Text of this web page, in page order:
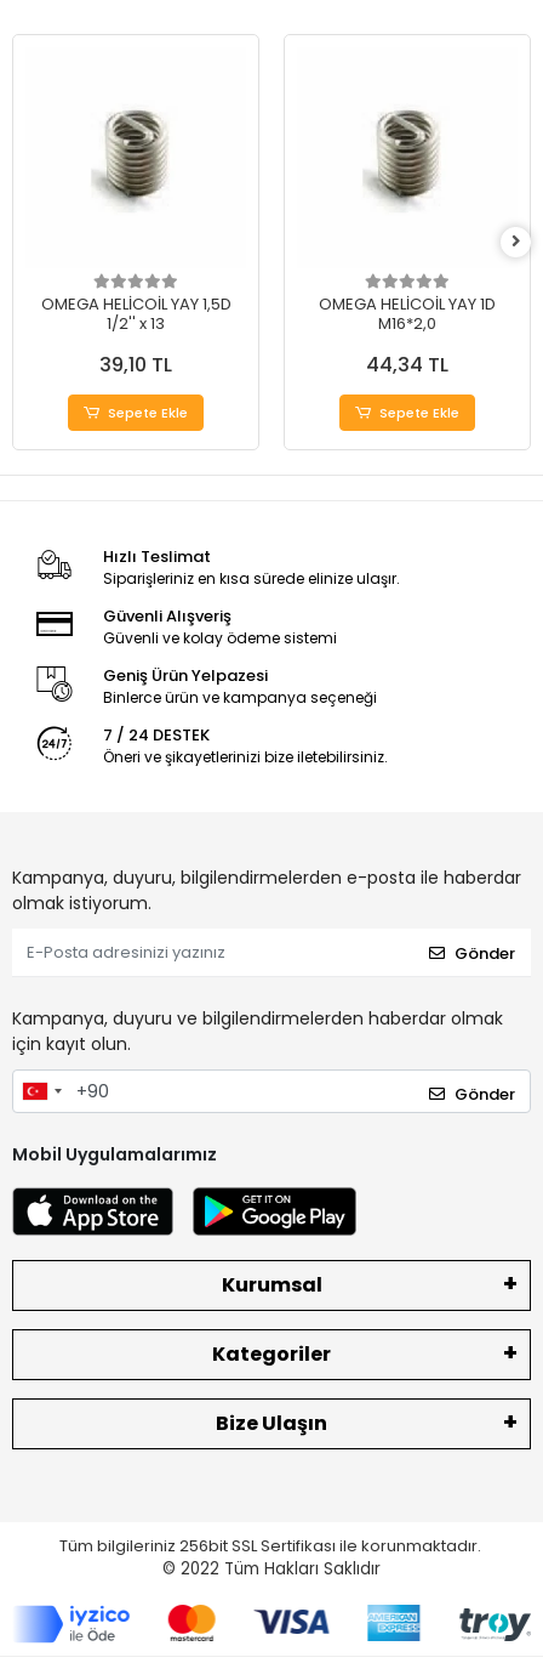
OMEGA HELİCOİL YAY 1,5D
1/2'' x 13
39,10 TL
Sepete Ekle
OMEGA HELİCOİL YAY 1D
M16*2,0
44,34 TL
Sepete Ekle
Hızlı Teslimat
Siparişleriniz en kısa sürede elinize ulaşır.
Güvenli Alışveriş
Güvenli ve kolay ödeme sistemi
Geniş Ürün Yelpazesi
Binlerce ürün ve kampanya seçeneği
7 / 24 DESTEK
Öneri ve şikayetlerinizi bize iletebilirsiniz.
Kampanya, duyuru, bilgilendirmelerden e-posta ile haberdar
olmak istiyorum.
Gönder
Kampanya, duyuru ve bilgilendirmelerden haberdar olmak
için kayıt olun.
Gönder
Mobil Uygulamalarımız
Kurumsal
Kategoriler
Bize Ulaşın
Tüm bilgileriniz 256bit SSL Sertifikası ile korunmaktadır.
© 2022 Tüm Hakları Saklıdır